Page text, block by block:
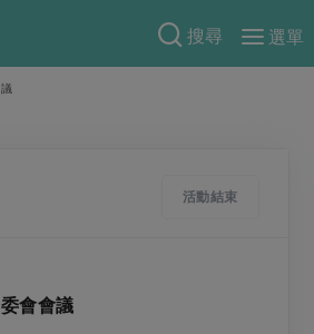
搜尋
選單
活動結束
會會議